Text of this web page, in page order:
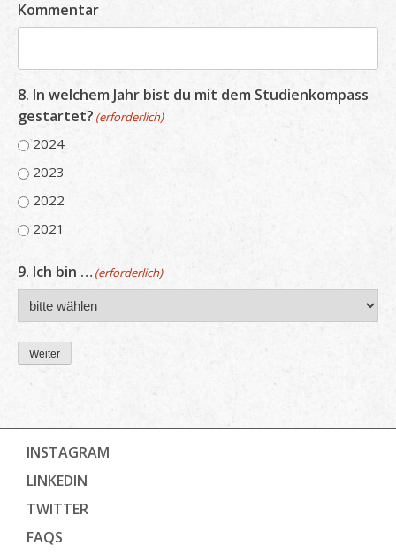
Kommentar
8. In welchem Jahr bist du mit dem Studienkompass
gestartet? (erforderlich)
2024
2023
2022
2021
9. Ich bin … (erforderlich)
Weiter
INSTAGRAM
LINKEDIN
TWITTER
FAQS